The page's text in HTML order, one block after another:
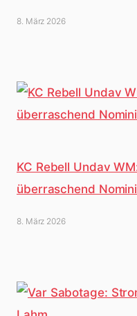
8. März 2026
KC Rebell Undav
überraschend
8. März 2026